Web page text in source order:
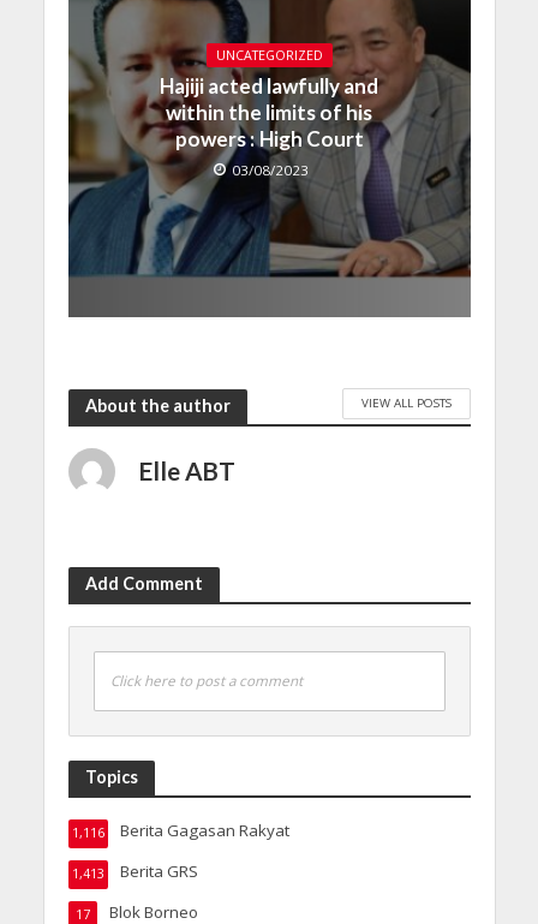
UNCATEGORIZED
Hajiji acted lawfully and
within the limits of his
powers : High Court
03/08/2023
About the author VIEW ALL POSTS
Elle ABT
Add Comment
Click here to post a comment
Topics
Berita Gagasan Rakyat
1,116
Berita GRS
1,413
Blok Borneo
17